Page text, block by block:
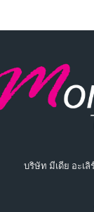
บริษัท มีเดีย อะเลิ